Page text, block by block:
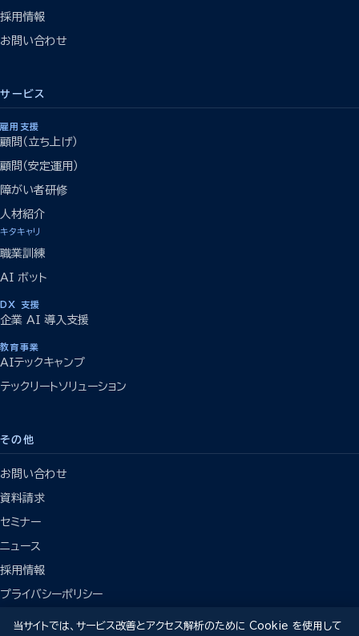
採用情報
お問い合わせ
サービス
雇用支援
顧問（立ち上げ）
顧問（安定運用）
障がい者研修
人材紹介
キタキャリ
職業訓練
AI ボット
DX 支援
企業 AI 導入支援
教育事業
AIテックキャンプ
テックリートソリューション
その他
お問い合わせ
資料請求
セミナー
ニュース
採用情報
プライバシーポリシー
当サイトでは、サービス改善とアクセス解析のために Cookie を使用して